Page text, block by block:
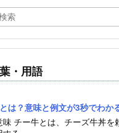
・用語
とは？意味と例文が3秒でわか
味 チー牛とは、チーズ牛丼